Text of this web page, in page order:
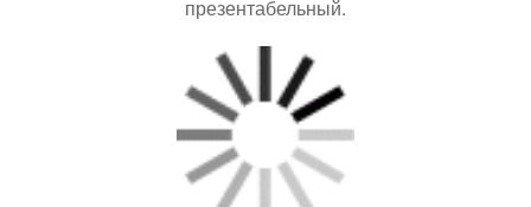
Секреты обильного урожая кабачков: мы сажаем семена
"на Ребро" для максимального эффекта.